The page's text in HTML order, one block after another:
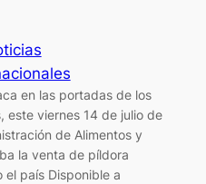
en las portadas de los
este viernes 14 de julio de
de Alimentos y
la venta de píldora
país Disponible a